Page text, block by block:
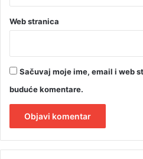
Web stranica
Sačuvaj moje ime, email i web
buduće komentare.